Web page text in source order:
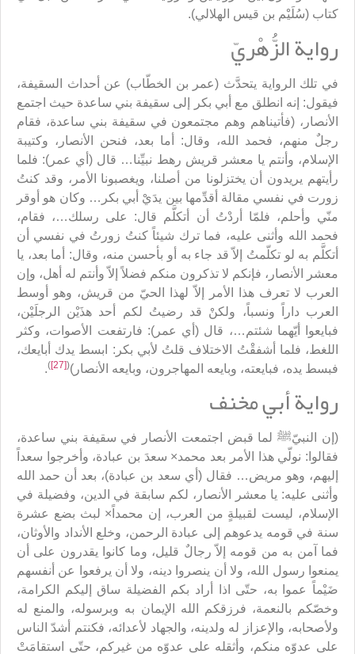
كتاب (سُلَيْم بن قيس الهلالي).
رواية الزُّهْريّ
في تلك الرواية يتحدَّث (عمر بن الخطّاب) عن أحداث السقيفة،
فيقول: إنه انطلق مع أبي بكر إلى سقيفة بني ساعدة حيث اجتمع
الأنصار، (فأتيناهم وهم مجتمعون في سقيفة بني ساعدة، فقام
رجلٌ منهم، فحمد الله، وقال: أما بعد، فنحن الأنصار، وكتيبة
الإسلام، وأنتم يا معشر قريش رهط نبيِّنا… قال (أي عمر): فلما
رأيتهم يريدون أن يختزلونا من أصلنا، ويغصبونا الأمر، وقد كنتُ
زورت في نفسي مقالة أقدِّمها بين يدَيْ أبي بكر… وكان هو أوقر
منّي وأحلم، فلمّا أردْتُ أن أتكلَّم قال: على رسلك…، فقام،
فحمد الله وأثنى عليه، فما ترك شيئاً كنتُ زورتُ في نفسي أن
أتكلَّم به لو تكلّمتُ إلاّ قد جاء به أو بأحسن منه، وقال: أما بعد، يا
معشر الأنصار، فإنكم لا تذكرون منكم فضلاً إلاّ وأنتم له أهل، وإن
العرب لا تعرف هذا الأمر إلاّ لهذا الحيّ من قريش، وهو أوسط
العرب داراً ونسباً، ولكنْ قد رضيتُ لكم أحد هذَيْن الرجلَيْن،
فبايعوا أيّهما شئتم…، قال (أي عمر): فارتفعت الأصوات، وكثر
اللغط، فلما أشفقْتُ الاختلاف قلتُ لأبي بكر: ابسط يدك أبايعك،
فبسط يده، فبايعته، وبايعه المهاجرون، وبايعه الأنصار)(
[27]
)
.
رواية أبي مخنف
(إن النبيّﷺ لما قبض اجتمعت الأنصار في سقيفة بني ساعدة،
فقالوا: نولّي هذا الأمر بعد محمد× سعدَ بن عبادة، وأخرجوا سعداً
إليهم، وهو مريض… فقال (أي سعد بن عبادة)، بعد أن حمد الله
وأثنى عليه: يا معشر الأنصار، لكم سابقة في الدين، وفضيلة في
الإسلام، ليست لقبيلةٍ من العرب، إن محمداً× لبث بضع عشرة
سنة في قومه يدعوهم إلى عبادة الرحمن، وخلع الأنداد والأوثان،
فما آمن به من قومه إلاّ رجالٌ قليل، وما كانوا يقدرون على أن
يمنعوا رسول الله، ولا أن ينصروا دينه، ولا أن يرفعوا عن أنفسهم
ضَيْماً عموا به، حتّى اذا أراد بكم الفضيلة ساق إليكم الكرامة،
وخصّكم بالنعمة، فرزقكم الله الإيمان به وبرسوله، والمنع له
ولأصحابه، والإعزاز له ولدينه، والجهاد لأعدائه، فكنتم أشدّ الناس
على عدوّه منكم، وأثقله على عدوّه من غيركم، حتّى استقامَتْ